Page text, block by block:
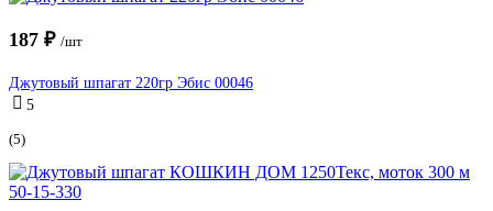
187 ₽ /шт
Джутовый шпагат 220гр Эбис 00046
5
(5)